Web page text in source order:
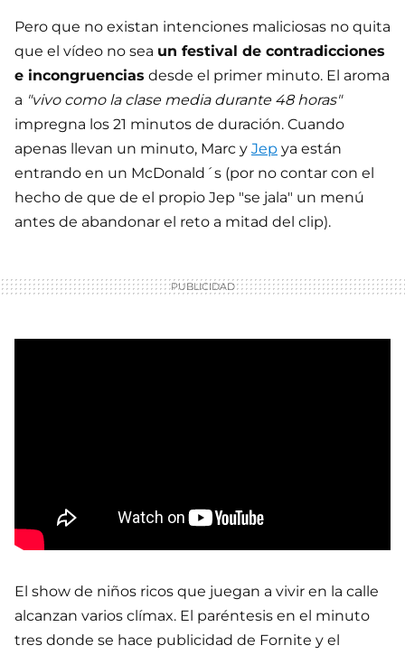
Pero que no existan intenciones maliciosas no quita
que el vídeo no sea un festival de contradicciones
e incongruencias desde el primer minuto. El aroma
a "vivo como la clase media durante 48 horas"
impregna los 21 minutos de duración. Cuando
apenas llevan un minuto, Marc y Jep ya están
entrando en un McDonald´s (por no contar con el
hecho de que de el propio Jep "se jala" un menú
antes de abandonar el reto a mitad del clip).
El show de niños ricos que juegan a vivir en la calle
alcanzan varios clímax. El paréntesis en el minuto
tres donde se hace publicidad de Fornite y el